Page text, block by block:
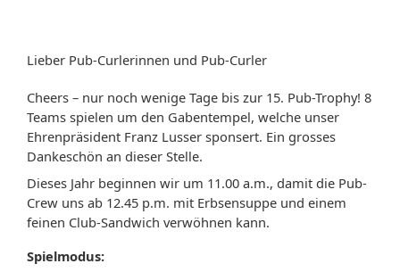
Lieber Pub-Curlerinnen und Pub-Curler
Cheers – nur noch wenige Tage bis zur 15. Pub-Trophy! 8
Teams spielen um den Gabentempel, welche unser
Ehrenpräsident Franz Lusser sponsert. Ein grosses
Dankeschön an dieser Stelle.
Dieses Jahr beginnen wir um 11.00 a.m., damit die Pub-
Crew uns ab 12.45 p.m. mit Erbsensuppe und einem
feinen Club-Sandwich verwöhnen kann.
Spielmodus: